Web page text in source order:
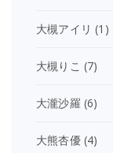
大槻アイリ (1)
大槻りこ (7)
大瀧沙羅 (6)
大熊杏優(4)